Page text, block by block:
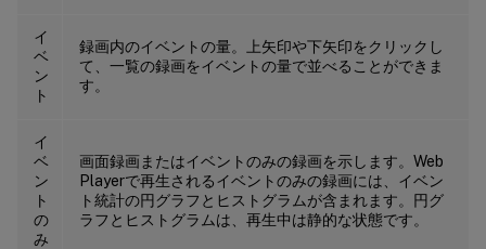
イ
ベ
ン
ト
録画内のイベントの量。上矢印や下矢印をクリックし
て、一覧の録画をイベントの量で並べることができま
す。
イ
ベ
ン
ト
の
み
画面録画またはイベントのみの録画を示します。Web
Playerで再生されるイベントのみの録画には、イベン
ト統計の円グラフとヒストグラムが含まれます。円グ
ラフとヒストグラムは、再生中は静的な状態です。